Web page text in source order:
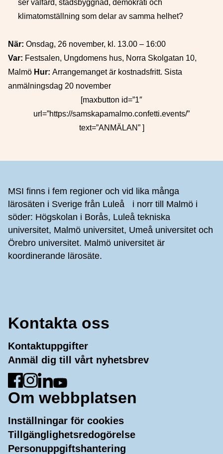
ser välfärd, stadsbyggnad, demokrati och
klimatomställning som delar av samma helhet?
När: Onsdag, 26 november, kl. 13.00 – 16:00
Var: Festsalen, Ungdomens hus, Norra Skolgatan 10,
Malmö Hur: Arrangemanget är kostnadsfritt. Sista
anmälningsdag 20 november
[maxbutton id=”1″
url=”https://samskapamalmo.confetti.events/”
text=”ANMÄLAN” ]
MSI finns i fem regioner och vid lika många
lärosäten i Sverige från Luleå i norr till Malmö i
söder: Högskolan i Borås, Luleå tekniska
universitet, Malmö universitet, Umeå universitet och
Örebro universitet. Malmö universitet är
koordinerande lärosäte.
Kontakta oss
Kontaktuppgifter
Anmäl dig till vårt nyhetsbrev
Gå till Facebook
Gå till Instagram
Gå till LinkedIn
Gå till YouTube
Om webbplatsen
Inställningar för cookies
Tillgänglighetsredogörelse
Personuppgiftshantering